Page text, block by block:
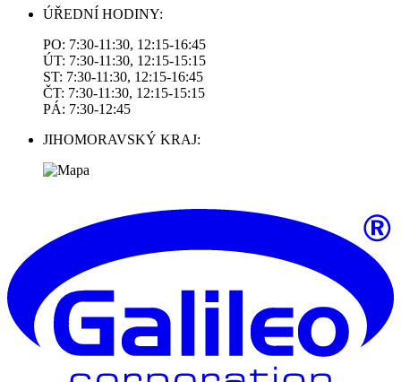
ÚŘEDNÍ HODINY:
PO: 7:30-11:30, 12:15-16:45
ÚT: 7:30-11:30, 12:15-15:15
ST: 7:30-11:30, 12:15-16:45
ČT: 7:30-11:30, 12:15-15:15
PÁ: 7:30-12:45
JIHOMORAVSKÝ KRAJ: